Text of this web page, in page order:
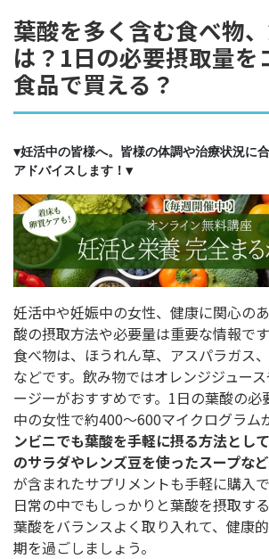
葉酸を多く含む食べ物
は？1日の必要摂取量を
食品で買える？
▼妊活中の皆様へ。皆様の体調や治療状況に
アドバイスします！▼
妊活中や妊娠中の女性、健康に関心の
酸の摂取方法や必要量は重要な情報で
食べ物は、ほうれん草、アスパラガス
などです。飲み物ではオレンジジュー
ージーがおすすめです。1日の葉酸の必
中の女性で約400～600マイクログラム
ンビニでも葉酸を手軽に摂る方法とし
のサラダやレンズ豆を使ったスープな
が含まれたサプリメントも手軽に購入
日常の中でもしっかりと葉酸を摂取す
葉酸をバランスよく取り入れて、健康
期を過ごしましょう。